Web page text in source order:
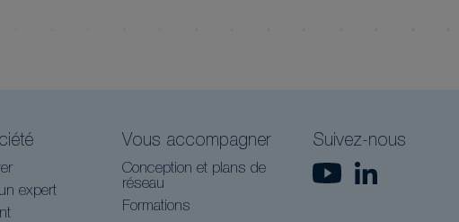
expert
Vous accompagner
Conception et plans de
réseau
Formations
Suivez-nous